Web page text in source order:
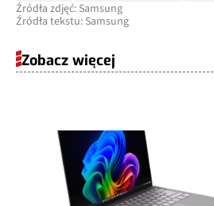
Źródła zdjęć: Samsung
Źródła tekstu: Samsung
Zobacz więcej